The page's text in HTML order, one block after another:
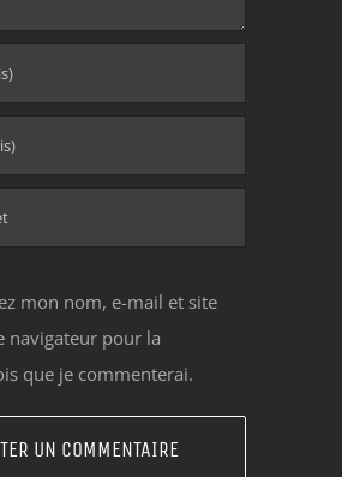
mon nom, e-mail et site
navigateur pour la
que je commenterai.